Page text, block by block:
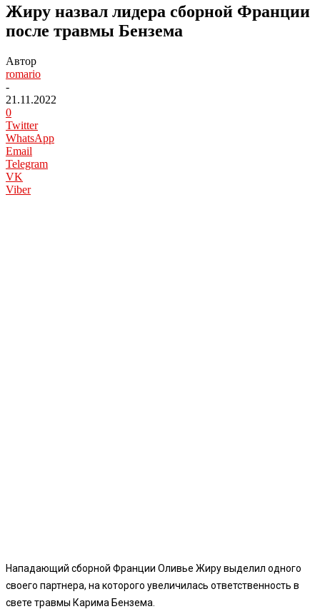
Жиру назвал лидера сборной Франции
после травмы Бензема
Автор
romario
-
21.11.2022
0
Twitter
WhatsApp
Email
Telegram
VK
Viber
Нападающий сборной Франции Оливье Жиру выделил одного
своего партнера, на которого увеличилась ответственность в
свете травмы Карима Бензема.